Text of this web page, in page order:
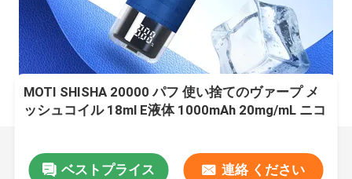
MOTI SHISHA 20000 パフ 使い捨てのヴァープ メ
ッシュコイル 18ml E液体 1000mAh 20mg/mL ニコ
ベストプライス 連絡 ください